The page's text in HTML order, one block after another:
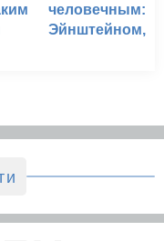
человечным:
Эйнштейном,